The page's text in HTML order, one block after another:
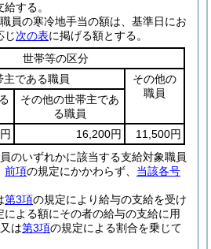
する。
員の寒冷地手当の額は、基準日にお
じ次の表に掲げる額とする。
世帯等の区分
主である職員
その他の
職員
その他の世帯主であ
る職員
16,200円
11,500円
のいずれかに該当する支給対象職員
前項の規定にかかわらず、 当該各号
第3項の規定により給与の支給を受け
による額にその者の給与の支給に用
又は第3項の規定による割合を乗じて